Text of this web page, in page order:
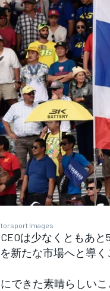
Images
は少なくともあと
新たな市場へと導
にできた素晴らしい